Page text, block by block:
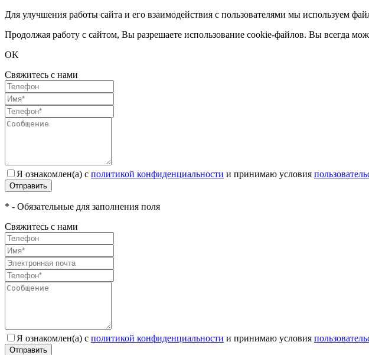
Для улучшения работы сайта и его взаимодействия с пользователями мы используем
Продолжая работу с сайтом, Вы разрешаете использование cookie-файлов. Вы всегда
OK
Свяжитесь с нами
Я ознакомлен(а) с политикой конфиденциальности и принимаю условия
Отправить
* - Обязательные для заполнения поля
Свяжитесь с нами
Я ознакомлен(а) с политикой конфиденциальности и принимаю условия
Отправить